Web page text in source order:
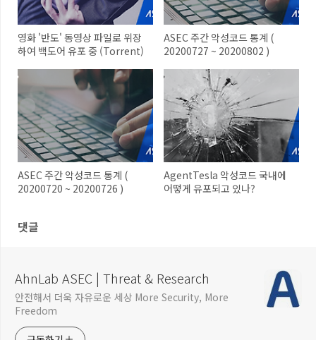
영화 '반도' 동영상 파일로 위장
하여 백도어 유포 중 (Torrent)
ASEC 주간 악성코드 통계 (
20200727 ~ 20200802 )
ASEC 주간 악성코드 통계 (
20200720 ~ 20200726 )
AgentTesla 악성코드 국내에
어떻게 유포되고 있나?
댓글
AhnLab ASEC | Threat & Research
안전해서 더욱 자유로운 세상 More Security, More
Freedom